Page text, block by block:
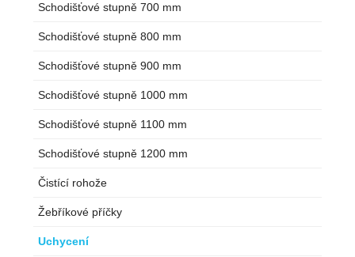
Schodišťové stupně 700 mm
Schodišťové stupně 800 mm
Schodišťové stupně 900 mm
Schodišťové stupně 1000 mm
Schodišťové stupně 1100 mm
Schodišťové stupně 1200 mm
Čistící rohože
Žebříkové příčky
Uchycení